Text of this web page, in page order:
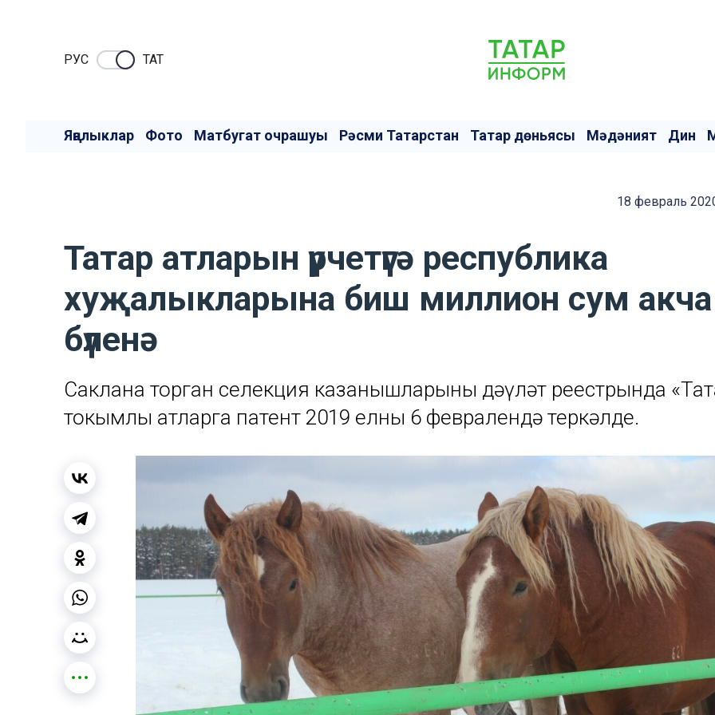
РУC ТАТ
Яңалыклар Фото Матбугат очрашуы Рәсми Татарстан Татар дөньясы Мәдәният Дин
18 февраль
Татар атларын үрчетүгә республика
хуҗалыкларына биш миллион сум акча
бүленә
Саклана торган селекция казанышларының дәүләт реестрында
токымлы атларга патент 2019 елның 6 февралендә теркәлде.